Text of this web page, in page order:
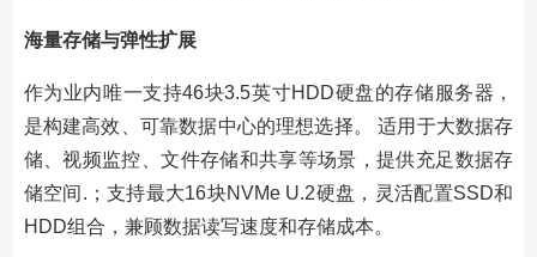
海量存储与弹性扩展
作为业内唯一支持46块3.5英寸HDD硬盘的存储服务器，
是构建高效、可靠数据中心的理想选择。 适用于大数据存
储、视频监控、文件存储和共享等场景，提供充足数据存
储空间.；支持最大16块NVMe U.2硬盘，灵活配置SSD和
HDD组合，兼顾数据读写速度和存储成本。